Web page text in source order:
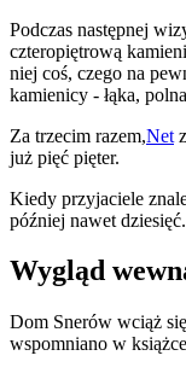
Podczas następnej
czteropiętrową
niej coś, czego na
kamienicy - łąka,
Za trzecim razem,Net
już pięć pięter.
Kiedy przyjaciele
później nawet dziesięć.
Wygląd
Dom Snerów wciąż
wspomniano w